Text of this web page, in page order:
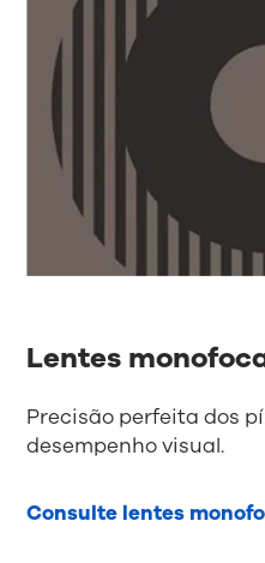
Lentes
Precisão perfeita dos
desempenho visual.
Consulte lentes